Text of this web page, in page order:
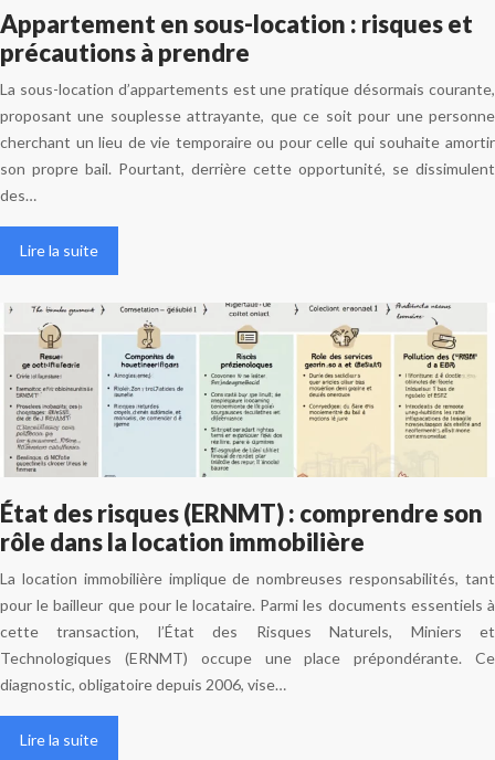
Appartement en sous-location : risques et
précautions à prendre
La sous-location d’appartements est une pratique désormais courante,
proposant une souplesse attrayante, que ce soit pour une personne
cherchant un lieu de vie temporaire ou pour celle qui souhaite amortir
son propre bail. Pourtant, derrière cette opportunité, se dissimulent
des…
Lire la suite
État des risques (ERNMT) : comprendre son
rôle dans la location immobilière
La location immobilière implique de nombreuses responsabilités, tant
pour le bailleur que pour le locataire. Parmi les documents essentiels à
cette transaction, l’État des Risques Naturels, Miniers et
Technologiques (ERNMT) occupe une place prépondérante. Ce
diagnostic, obligatoire depuis 2006, vise…
Lire la suite